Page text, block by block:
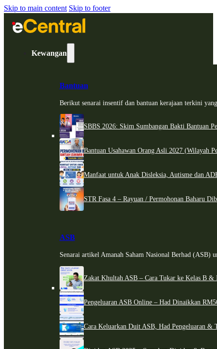
Skip to main content Skip to footer
Kewangan
Bantuan
Berikut senarai insentif dan bantuan kerajaan terkini
SBBS 2026: Skim Sumbangan Bakti Bantuan
Bantuan Usahawan Orang Asli 2027 (Wilayah
Manfaat untuk Anak Disleksia, Autisme dan
STR Fasa 4 – Rayuan / Permohonan Baharu
ASB
Senarai artikel Amanah Saham Nasional Berhad (ASB)
Zakat Khultah ASB – Cara Tukar ke Kelas B &
Pengeluaran ASB Online – Had Dinaikkan
Cara Keluarkan Duit ASB, Had Pengeluaran &